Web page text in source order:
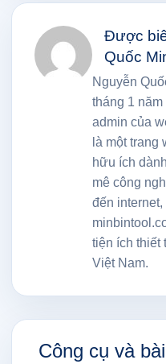
Được
Quốc
Nguyễn
tháng 1
admin của
là một trang
hữu ích
mê công
đến
tiện ích thiết
Việt Nam.
Công cụ và